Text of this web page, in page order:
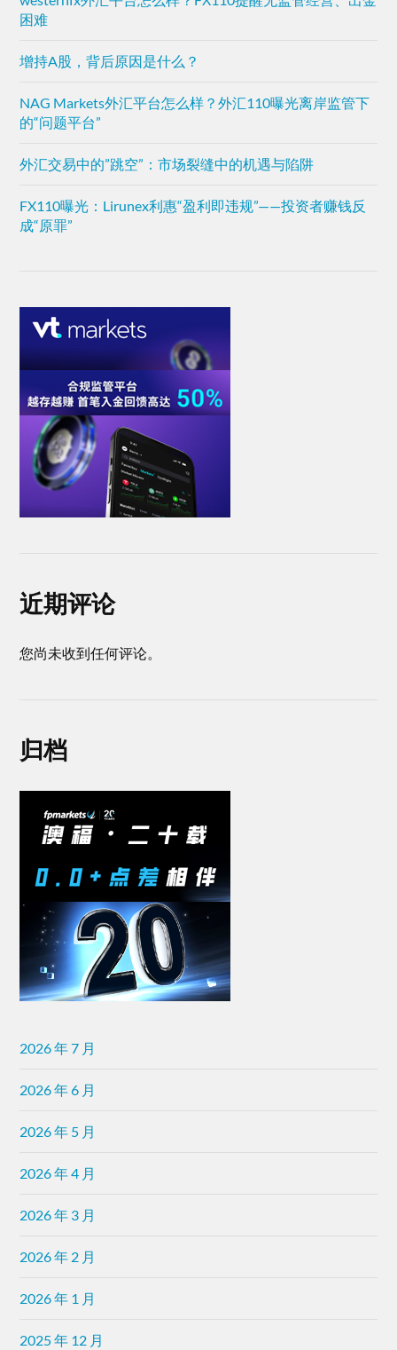
困难
增持A股，背后原因是什么？
NAG Markets外汇平台怎么样？外汇110曝光离岸监管下
的“问题平台”
外汇交易中的”跳空”：市场裂缝中的机遇与陷阱
FX110曝光：Lirunex利惠“盈利即违规”——投资者赚钱反
成“原罪”
近期评论
您尚未收到任何评论。
归档
2026 年 7 月
2026 年 6 月
2026 年 5 月
2026 年 4 月
2026 年 3 月
2026 年 2 月
2026 年 1 月
2025 年 12 月